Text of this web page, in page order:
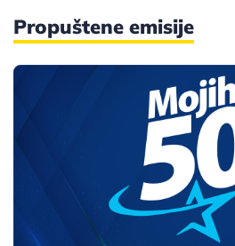
Propuštene emisije